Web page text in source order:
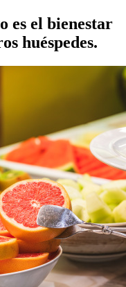
es el bienestar
huéspedes.